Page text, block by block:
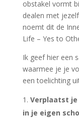
obstakel vormt
dealen met
noemt dit de
Life – Yes to
Ik geef hier een
waarmee je je
een toelichting
Verplaatst je
in je eigen